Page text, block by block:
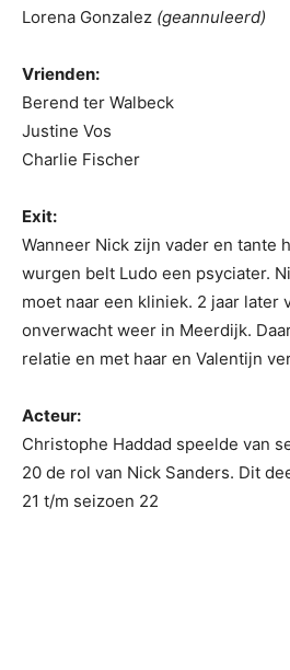
Lorena Gonzalez (geannuleerd)
Vrienden:
Berend ter Walbeck
Justine Vos
Charlie Fischer
Exit:
Wanneer Nick zijn vader en tante
wurgen belt Ludo een psyciater.
moet naar een kliniek. 2 jaar later
onverwacht weer in Meerdijk.
relatie en met haar en Valentijn
Acteur:
Christophe Haddad speelde van
20 de rol van Nick Sanders. Dit
21 t/m seizoen 22